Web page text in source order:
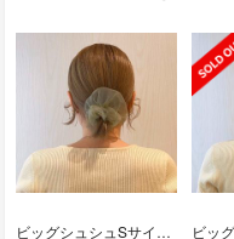
ビッグシュシュSサイズ/スモーク